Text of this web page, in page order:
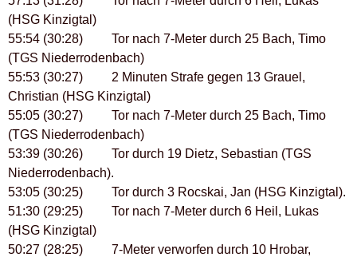
(HSG Kinzigtal)
55:54 (30:28) Tor nach 7-Meter durch 25 Bach, Timo
(TGS Niederrodenbach)
55:53 (30:27) 2 Minuten Strafe gegen 13 Grauel,
Christian (HSG Kinzigtal)
55:05 (30:27) Tor nach 7-Meter durch 25 Bach, Timo
(TGS Niederrodenbach)
53:39 (30:26) Tor durch 19 Dietz, Sebastian (TGS
Niederrodenbach).
53:05 (30:25) Tor durch 3 Rocskai, Jan (HSG Kinzigtal).
51:30 (29:25) Tor nach 7-Meter durch 6 Heil, Lukas
(HSG Kinzigtal)
50:27 (28:25) 7-Meter verworfen durch 10 Hrobar,